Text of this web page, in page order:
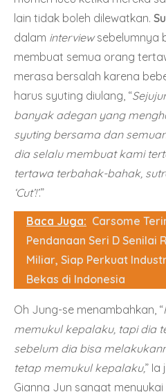
lain tidak boleh dilewatkan.
dalam interviewsebelumnya
membuat semua orang
merasa bersalah karena
harus syuting diulang, “
banyak adegan yang
syuting bersama dan
dia selalu membuat kami
tertawa terbahak-bahak,
‘Cut’!’.”
Baca Juga: Carsome
Pendanaan Seri D Senilai
Miliar, Siap Perkuat
Bekas di Indonesia
Oh Jung-se menambahkan, “
memukul kepalaku, tapi dia
sebelum dia bisa
tetap memukul kepalaku,”
Gianna Jun sangat